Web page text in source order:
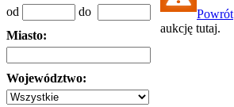
od
do
Miasto:
Województwo:
Powrót
aukcję tutaj.